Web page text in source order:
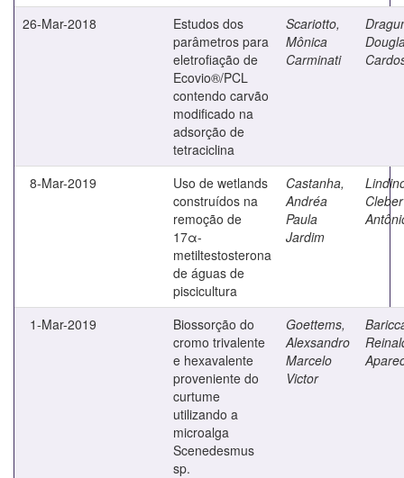
26-Mar-2018
Estudos dos
parâmetros para
eletrofiação de
Ecovio®/PCL
contendo carvão
modificado na
adsorção de
tetraciclina
Scariotto,
Mônica
Carminati
8-Mar-2019
Uso de wetlands
construídos na
remoção de
17α-
metiltestosterona
de águas de
piscicultura
Castanha,
Andréa
Paula
Jardim
Cleber
1-Mar-2019
Biossorção do
cromo trivalente
e hexavalente
proveniente do
curtume
utilizando a
microalga
Scenedesmus
sp.
Goettems,
Alexsandro
Marcelo
Victor